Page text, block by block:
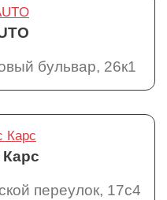
бульвар, 26к1
переулок, 17с4